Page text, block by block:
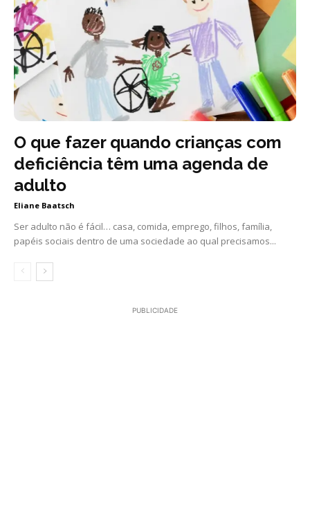
O que fazer quando crianças com
deficiência têm uma agenda de
adulto
Eliane Baatsch
Ser adulto não é fácil… casa, comida, emprego, filhos, família,
papéis sociais dentro de uma sociedade ao qual precisamos...
PUBLICIDADE